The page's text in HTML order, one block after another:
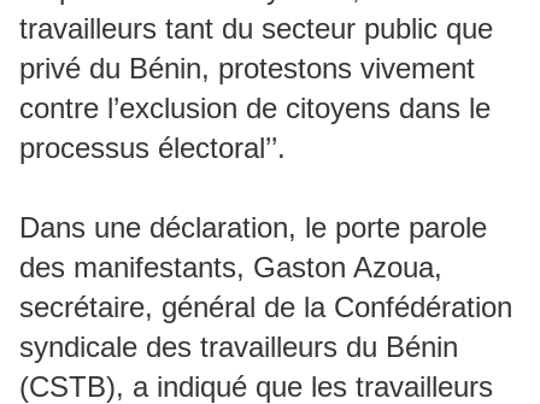
travailleurs tant du secteur public que
privé du Bénin, protestons vivement
contre l’exclusion de citoyens dans le
processus électoral’’.
Dans une déclaration, le porte parole
des manifestants, Gaston Azoua,
secrétaire, général de la Confédération
syndicale des travailleurs du Bénin
(CSTB), a indiqué que les travailleurs